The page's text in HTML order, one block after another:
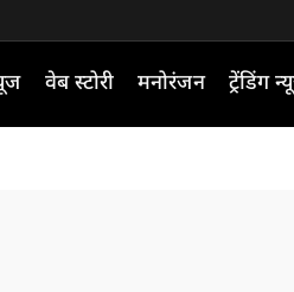
वेब स्टोरी मनोरंजन ट्रेंडिंग